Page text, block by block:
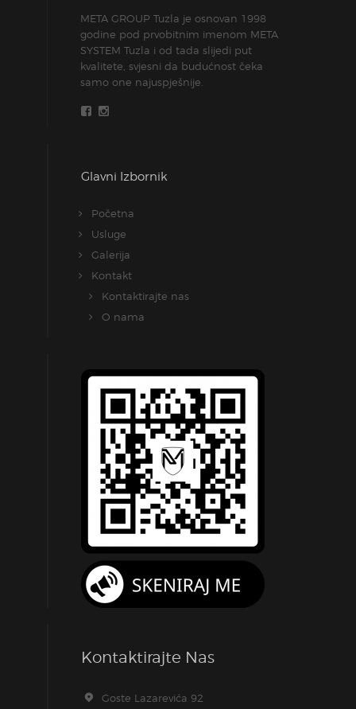
META GROUP Tuzla je osnovan 1998
godine pod prvobitnim imenom META
SYSTEM Tuzla i od tada slijedi put
kvalitete, svjesni da budućnost čeka
samo one najuspješnije.
Glavni Izbornik
Početna
Usluge
Galerija
Kontakt
Kontaktirajte nas
O nama
Kontaktirajte Nas
Goste Lazarevića 92